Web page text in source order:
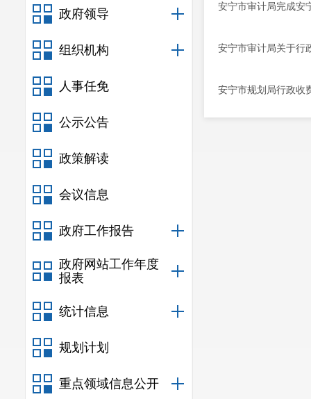
政府领导
组织机构
人事任免
公示公告
政策解读
会议信息
政府工作报告
政府网站工作年度
报表
统计信息
规划计划
重点领域信息公开
安宁市审计局完成安
安宁市审计局关于行
安宁市规划局行政收